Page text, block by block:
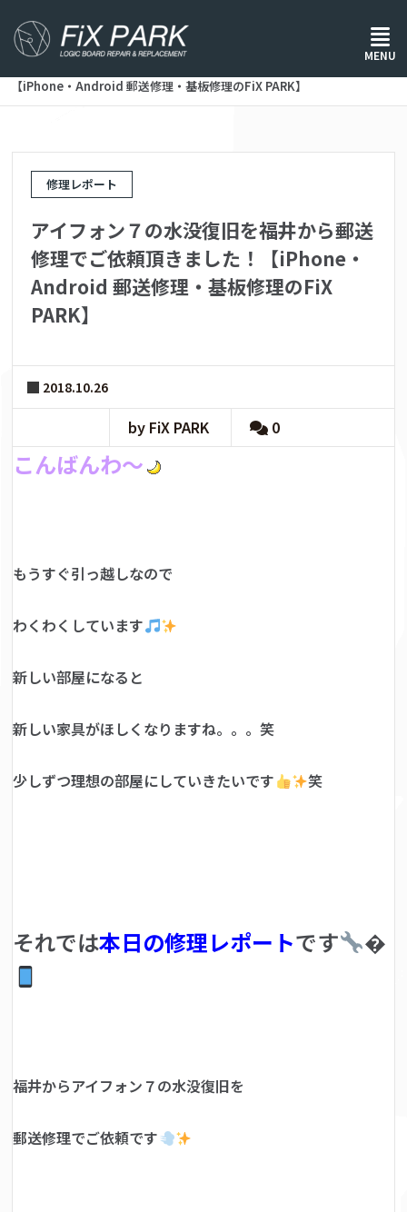
MENU
ホーム/ 修理レポート/
アイフォン７の水没復旧を福井から郵送修理でご依頼頂きました！
【iPhone・Android 郵送修理・基板修理のFiX PARK】
修理レポート
アイフォン７の水没復旧を福井から郵送
修理でご依頼頂きました！【iPhone・
Android 郵送修理・基板修理のFiX
PARK】
2018.10.26
by FiX PARK 0
こんばんわ～
もうすぐ引っ越しなので
わくわくしています
新しい部屋になると
新しい家具がほしくなりますね。。。笑
少しずつ理想の部屋にしていきたいです 笑
それでは本日の修理レポートです �
福井からアイフォン７の水没復旧を
郵送修理でご依頼です